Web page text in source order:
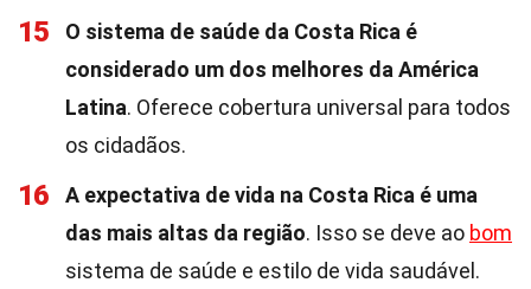
15
O sistema de saúde da Costa Rica é
considerado um dos melhores da América
Latina. Oferece cobertura universal para todos
os cidadãos.
16
A expectativa de vida na Costa Rica é uma
das mais altas da região. Isso se deve ao bom
sistema de saúde e estilo de vida saudável.